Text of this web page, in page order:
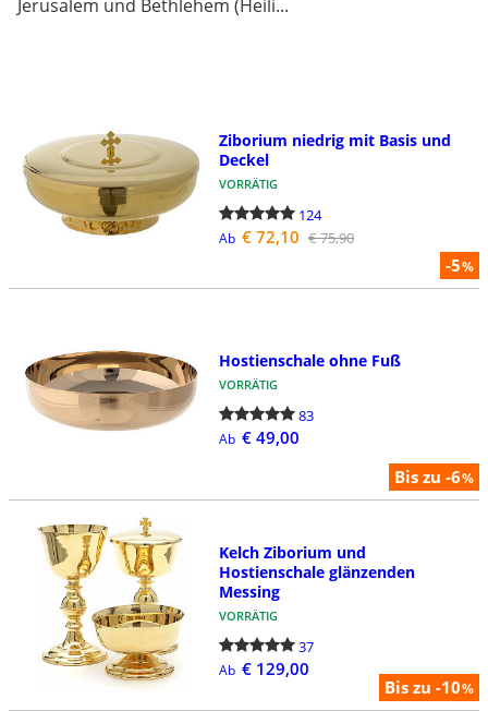
Jerusalem und Bethlehem (Heili...
-5%
Ziborium niedrig mit Basis und
Deckel
VORRÄTIG
124
Ab € 72,10 € 75,90
Bis zu -6%
Hostienschale ohne Fuß
VORRÄTIG
83
Ab € 49,00
Bis zu -10%
Kelch Ziborium und
Hostienschale glänzenden
Messing
VORRÄTIG
37
Ab € 129,00